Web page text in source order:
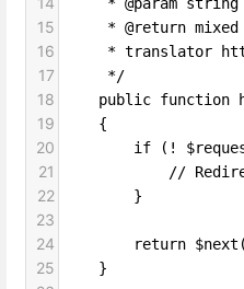
* @param string
15
     * @return mixed
16
* translator
17
     */
18
public function
19
    {
20
if (!
21
//
22
        }
23
24
return
25
    }